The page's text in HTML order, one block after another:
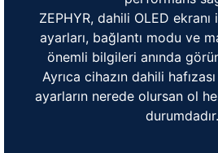
ZEPHYR, dahili OLED
ayarları, bağlantı modu ve
önemli bilgileri anında
Ayrıca cihazın dahili
ayarların nerede olursan ol
durumdadır.